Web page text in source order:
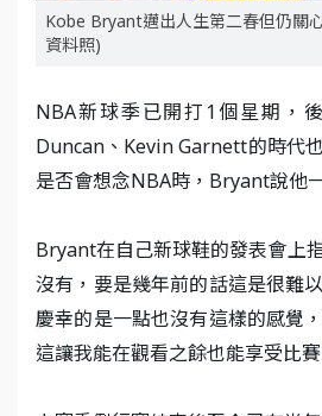
Kobe Bryant邁出人生第二春但仍關
資料照)
NBA新球季已開打1個星期，
Duncan、Kevin Garnett的時代
是否會想念NBA時，Bryant說他
Bryant在自己新球鞋的發表會上
沒有，要是幾年前的話這是很難
慶幸的是一點也沒有這樣的感覺
這讓我能在觀看之餘也能享受比賽